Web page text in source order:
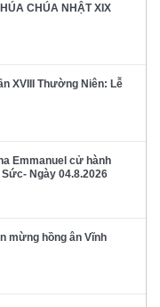
CHÚA NHẬT XIX
XVIII Thường Niên: Lễ
Emmanuel cử hành
Ngày 04.8.2026
mừng hồng ân Vĩnh